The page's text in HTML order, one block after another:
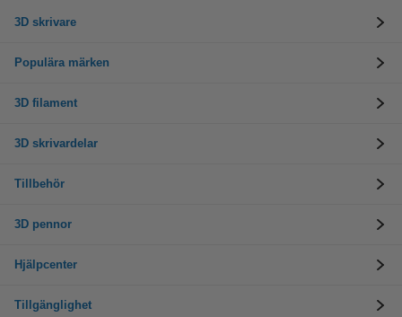
3D skrivare
Populära märken
3D filament
3D skrivardelar
Tillbehör
3D pennor
Hjälpcenter
Tillgänglighet